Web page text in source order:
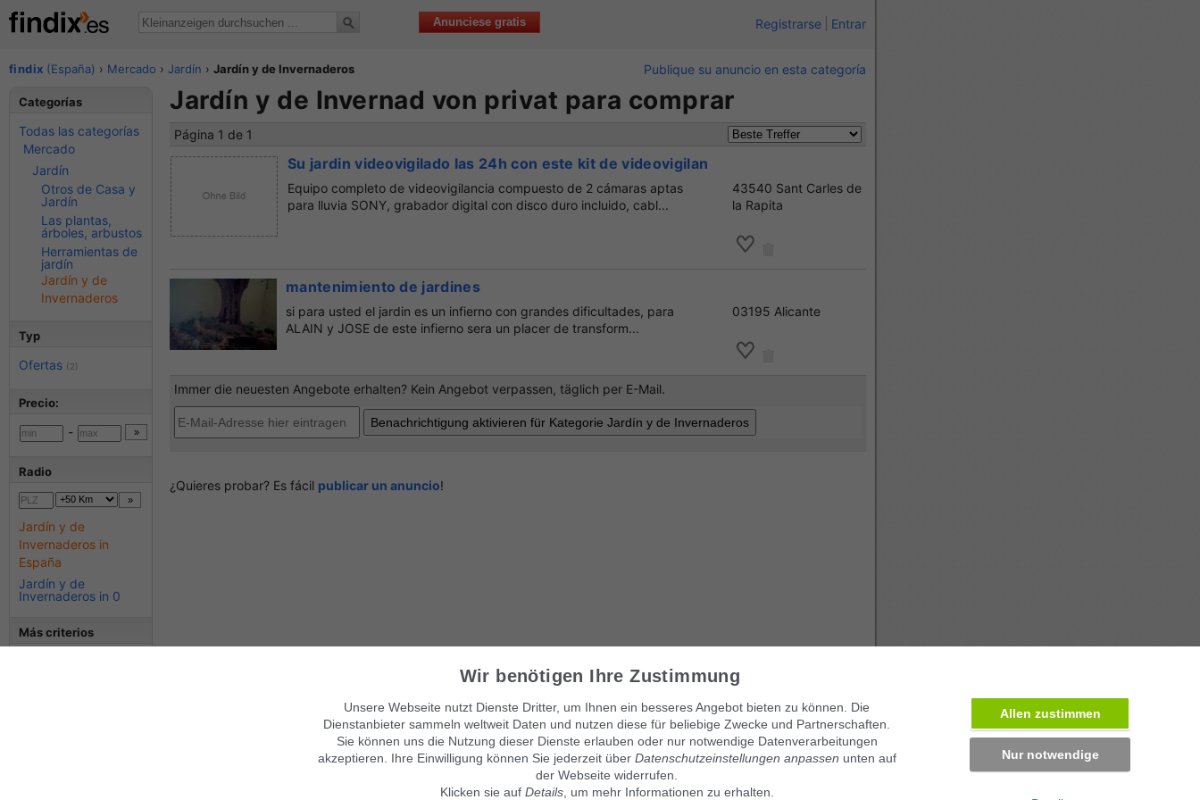
Anunciese gratis Registrarse Entrar
findix (España) › Mercado ›Jardín ›Jardín y de Invernaderos Publique su anuncio en esta categoría
Jardín y de Invernad von privat para comprar
Página 1 de 1
Su jardin videovigilado las 24h con este kit de videovigilancia
Equipo completo de videovigilancia compuesto de 2 cámaras aptas
para lluvia SONY, grabador digital con disco duro incluido, cabl...
43540 Sant Carles de
la Rapita
mantenimiento de jardines
si para usted el jardin es un infierno con grandes dificultades, para
ALAIN y JOSE de este infierno sera un placer de transform...
03195 Alicante
Immer die neuesten Angebote erhalten? Kein Angebot verpassen, täglich per E-Mail.
¿Quieres probar? Es fácil publicar un anuncio!
Categorías
Todas las categorías
Mercado
Jardín
Otros de Casa y
Jardín
Las plantas,
árboles, arbustos
Herramientas de
jardín
Jardín y de
Invernaderos
Typ
Ofertas (2)
Precio:
-
Radio
Jardín y de
Invernaderos in
España
Jardín y de
Invernaderos in 0
Más criterios
Mobile Version verwenden
Visítanos también en:
findix.de
findix.at
© Maven360 GmbH - 9.0.6
Mit Stolz entwickelt und betrieben in München
Wir benötigen Ihre Zustimmung
Unsere Webseite nutzt Dienste Dritter, um Ihnen ein besseres Angebot bieten zu können. Die
Dienstanbieter sammeln weltweit Daten und nutzen diese für beliebige Zwecke und Partnerschaften.
Sie können uns die Nutzung dieser Dienste erlauben oder nur notwendige Datenverarbeitungen
akzeptieren. Ihre Einwilligung können Sie jederzeit über Datenschutzeinstellungen anpassen unten auf
der Webseite widerrufen.
Klicken sie auf Details, um mehr Informationen zu erhalten.
Allen zustimmen
Nur notwendige